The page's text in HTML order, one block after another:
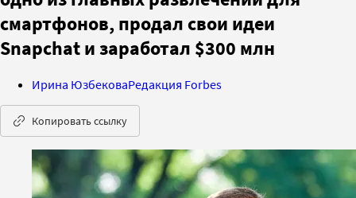
смартфонов, продал свои идеи
Snapchat и заработал $300 млн
Ирина ЮзбековаРедакция Forbes
Копировать ссылку